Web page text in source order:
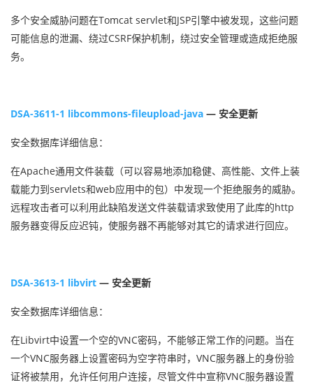
多个安全威胁问题在Tomcat servlet和JSP引擎中被发现，这些问题
可能信息的泄漏、绕过CSRF保护机制，绕过安全管理或造成拒绝服
务。
DSA-3611-1 libcommons-fileupload-java — 安全更新
安全数据库详细信息：
在Apache通用文件装载（可以容易地添加稳健、高性能、文件上装
载能力到servlets和web应用中的包）中发现一个拒绝服务的威胁。
远程攻击者可以利用此缺陷发送文件装载请求致使用了此库的http
服务器变得反应迟钝，使服务器不再能够对其它的请求进行回应。
DSA-3613-1 libvirt — 安全更新
安全数据库详细信息：
在Libvirt中设置一个空的VNC密码，不能够正常工作的问题。当在
一个VNC服务器上设置密码为空字符串时，VNC服务器上的身份验
证将被禁用，允许任何用户连接，尽管文件中宣称VNC服务器设置